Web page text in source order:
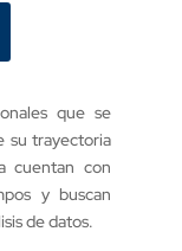
que se
su trayectoria
cuentan con
y buscan
de datos.